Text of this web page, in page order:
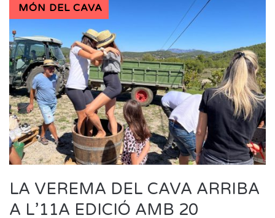
MÓN DEL CAVA
LA VEREMA DEL CAVA ARRIBA
A L’11A EDICIÓ AMB 20